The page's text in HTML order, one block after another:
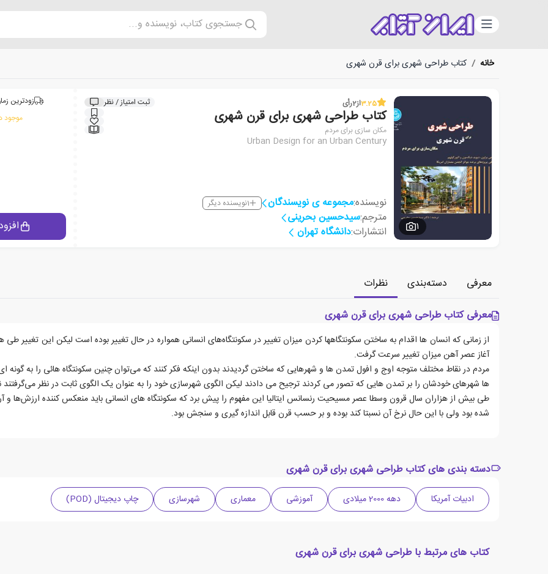
دسته‌بندی جستجوی کتاب، نویسنده و...
خانه / کتاب طراحی شهری برای قرن شهری
1
3.25از2رأی ثبت امتیاز / نظر
کتاب طراحی شهری برای قرن شهری
مکان سازی برای مردم
Urban Design for an Urban Century
نویسنده:مجموعه ی نویسندگان 1نویسنده دیگر
مترجم:سیدحسین بحرینی
انتشارات:دانشگاه تهران
زودترین
موجود
معرفی دسته‌بندی
نظرات
معرفی کتاب طراحی شهری برای قرن شهری
از زمانی که انسان ها اقدام به ساختن سکونتگاهها کردن میزان تغییر در سکونتگاه‌های انسانی همواره در حال تغییر بوده است لیکن این تغییر طی
آغاز عصر آهن میزان تغییر سرعت گرفت.
مردم در نقاط مختلف متوجه اوج و افول تمدن ها و شهرهایی که ساختن گردیدند بدون اینکه فکر کنند که می‌توان چنین سکونتگاه هائی را به
ها شهرهای خودشان را بر تمدن هایی که تصور می کردند ترجیح می دادند لیکن الگوی شهرسازی خود را به عنوان یک الگوی ثابت در نظر می‌گرفتند
طی بیش از هزاران سال قرون وسطا عصر مسیحیت رنسانس ایتالیا این مفهوم را پیش برد که سکونتگاه های انسانی باید منعکس کننده ارزش‌ها و
شده بود ولی با این حال نرخ آن نسبتا کند بوده و بر حسب قرن قابل اندازه گیری و سنجش بود.
دسته بندی های کتاب طراحی شهری برای قرن شهری
ادبیات آمریکا دهه 2000 میلادی آموزشی معماری شهرسازی چاپ دیجیتال (POD)
کتاب های مرتبط با طراحی شهری برای قرن شهری